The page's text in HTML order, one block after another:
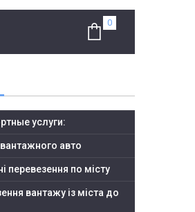
услуги:
авто
перевезення по місту
вантажу із міста до